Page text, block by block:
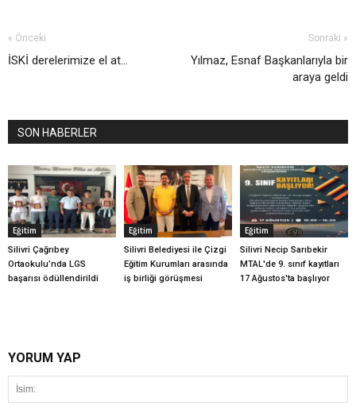
« Önceki
İSKİ derelerimize el at...
Sonraki »
Yılmaz, Esnaf Başkanlarıyla bir
araya geldi
SON HABERLER
Eğitim
Silivri Çağrıbey
Ortaokulu’nda LGS
başarısı ödüllendirildi
Eğitim
Silivri Belediyesi ile Çizgi
Eğitim Kurumları arasında
iş birliği görüşmesi
Eğitim
Silivri Necip Sarıbekir
MTAL'de 9. sınıf kayıtları
17 Ağustos'ta başlıyor
YORUM YAP